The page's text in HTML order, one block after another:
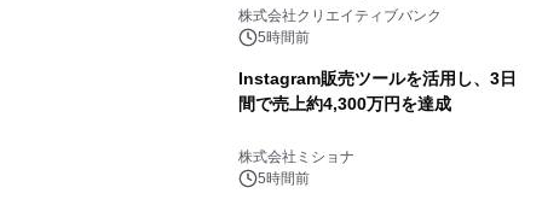
開催
株式会社クリエイティブバンク
5時間前
Instagram販売ツールを活用し、3日
間で売上約4,300万円を達成
株式会社ミショナ
5時間前